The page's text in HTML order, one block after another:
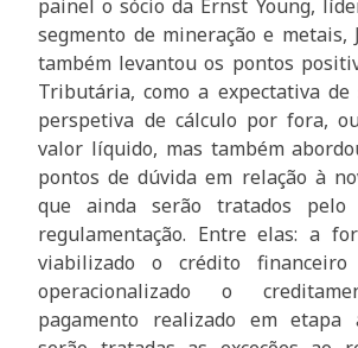
painel o sócio da Ernst Young,
segmento de mineração e metais,
também levantou os pontos
Tributária, como a expectativa de
perspetiva de cálculo por fora,
valor líquido, mas também
pontos de dúvida em relação à
que ainda serão tratados pelo
regulamentação. Entre elas: a
viabilizado o crédito
operacionalizado o
pagamento realizado em etapa